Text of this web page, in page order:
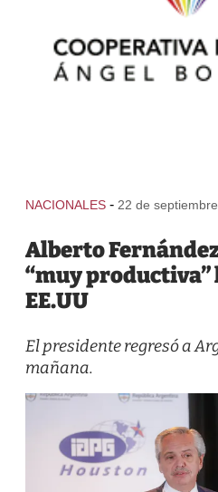
NACIONALES - 22 de
Alberto
“muy productiva”
EE.UU
El presidente regresó a
mañana.